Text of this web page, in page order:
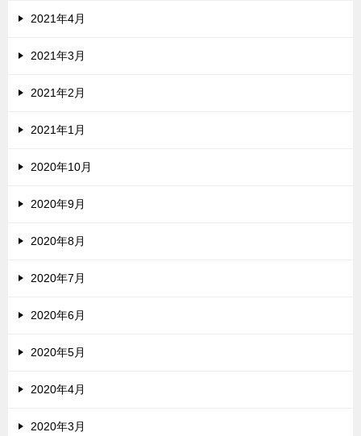
2021年4月
2021年3月
2021年2月
2021年1月
2020年10月
2020年9月
2020年8月
2020年7月
2020年6月
2020年5月
2020年4月
2020年3月